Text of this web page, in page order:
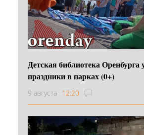
Детская библиотека Оренбурга
праздники в парках (0+)
9 августа 12:20